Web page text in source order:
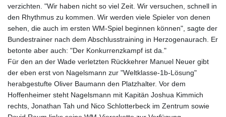
verzichten. "Wir haben nicht so viel Zeit. Wir versuchen, schnell in
den Rhythmus zu kommen. Wir werden viele Spieler von denen
sehen, die auch im ersten WM-Spiel beginnen können", sagte der
Bundestrainer nach dem Abschlusstraining in Herzogenaurach. Er
betonte aber auch: "Der Konkurrenzkampf ist da."
Für den an der Wade verletzten Rückkehrer Manuel Neuer gibt
der eben erst von Nagelsmann zur "Weltklasse-1b-Lösung"
herabgestufte Oliver Baumann den Platzhalter. Vor dem
Hoffenheimer steht Nagelsmann mit Kapitän Joshua Kimmich
rechts, Jonathan Tah und Nico Schlotterbeck im Zentrum sowie